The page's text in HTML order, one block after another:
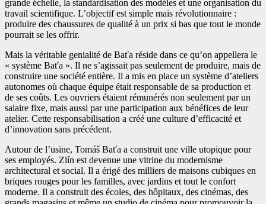
grande échelle, la standardisation des modèles et une organisation du
travail scientifique. L’objectif est simple mais révolutionnaire :
produire des chaussures de qualité à un prix si bas que tout le monde
pourrait se les offrir.
Mais la véritable genialité de Baťa réside dans ce qu’on appellera le
« système Baťa ». Il ne s’agissait pas seulement de produire, mais de
construire une société entière. Il a mis en place un système d’ateliers
autonomes où chaque équipe était responsable de sa production et
de ses coûts. Les ouvriers étaient rémunérés non seulement par un
salaire fixe, mais aussi par une participation aux bénéfices de leur
atelier. Cette responsabilisation a créé une culture d’efficacité et
d’innovation sans précédent.
Autour de l’usine, Tomáš Baťa a construit une ville utopique pour
ses employés. Zlín est devenue une vitrine du modernisme
architectural et social. Il a érigé des milliers de maisons cubiques en
briques rouges pour les familles, avec jardins et tout le confort
moderne. Il a construit des écoles, des hôpitaux, des cinémas, des